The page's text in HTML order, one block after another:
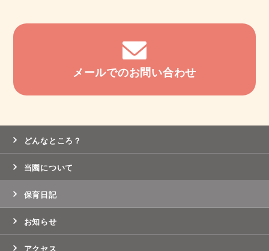
メールでのお問い合わせ
どんなところ？
当園について
保育日記
お知らせ
アクセス